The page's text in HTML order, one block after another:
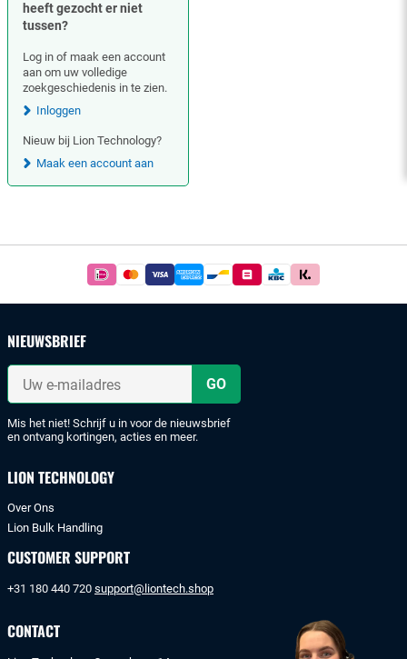
heeft gezocht er niet
tussen?
Log in of maak een account
aan om uw volledige
zoekgeschiedenis in te zien.
Inloggen
Nieuw bij Lion Technology?
Maak een account aan
Betaal
simpel
iDeal
of
bankoverschrijving.
NIEUWSBRIEF
Uw
mailadres
Mis het niet! Schrijf u in voor de nieuwsbrief
en ontvang kortingen, acties en meer.
LION TECHNOLOGY
Over Ons
Lion Bulk Handling
CUSTOMER SUPPORT
+31 180 440 720 support@liontech.shop
CONTACT